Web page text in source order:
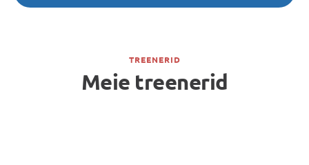
TREENERID
Meie treenerid